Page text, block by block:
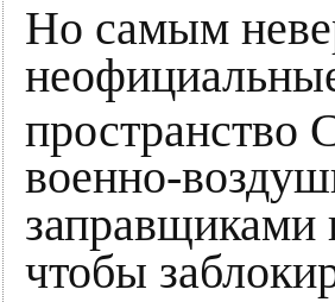
Но самым
пространство
военно-
заправщиками
чтобы